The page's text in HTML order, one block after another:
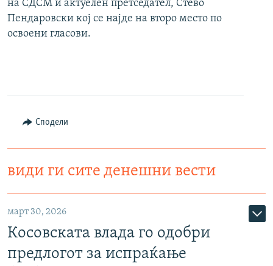
на СДСМ и актуелен претседател, Стево
Пендаровски кој се најде на второ место по
освоени гласови.
Сподели
види ги сите денешни вести
март 30, 2026
Косовската влада го одобри
предлогот за испраќање